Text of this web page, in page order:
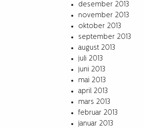
desember 2013
november 2013
oktober 2013
september 2013
august 2013
juli 2013
juni 2013
mai 2013
april 2013
mars 2013
februar 2013
januar 2013